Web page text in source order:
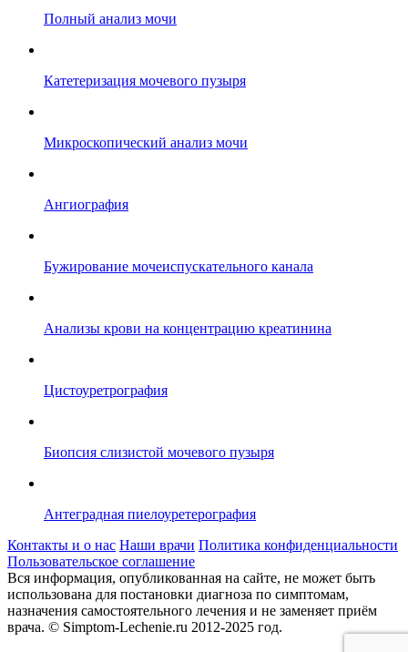
Полный анализ мочи
Катетеризация мочевого пузыря
Микроскопический анализ мочи
Ангиография
Бужирование мочеиспускательного канала
Анализы крови на концентрацию креатинина
Цистоуретрография
Биопсия слизистой мочевого пузыря
Антеградная пиелоуретерография
Контакты и о нас Наши врачи Политика конфиденциальности
Пользовательское соглашение
Вся информация, опубликованная на сайте, не может быть
использована для постановки диагноза по симптомам,
назначения самостоятельного лечения и не заменяет приём
врача. © Simptom-Lechenie.ru 2012-2025 год.